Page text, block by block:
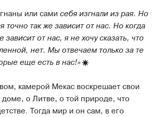
или сами себя изгнали из рая. Но
точно так же зависит от нас. Но когда
зависит от нас, я не хочу сказать, что
нет. Мы отвечаем только за те
еще есть внас!»
камерой Мекас воскрешает свои
о Литве, о той природе, что
Тогда мир и он сам, в его